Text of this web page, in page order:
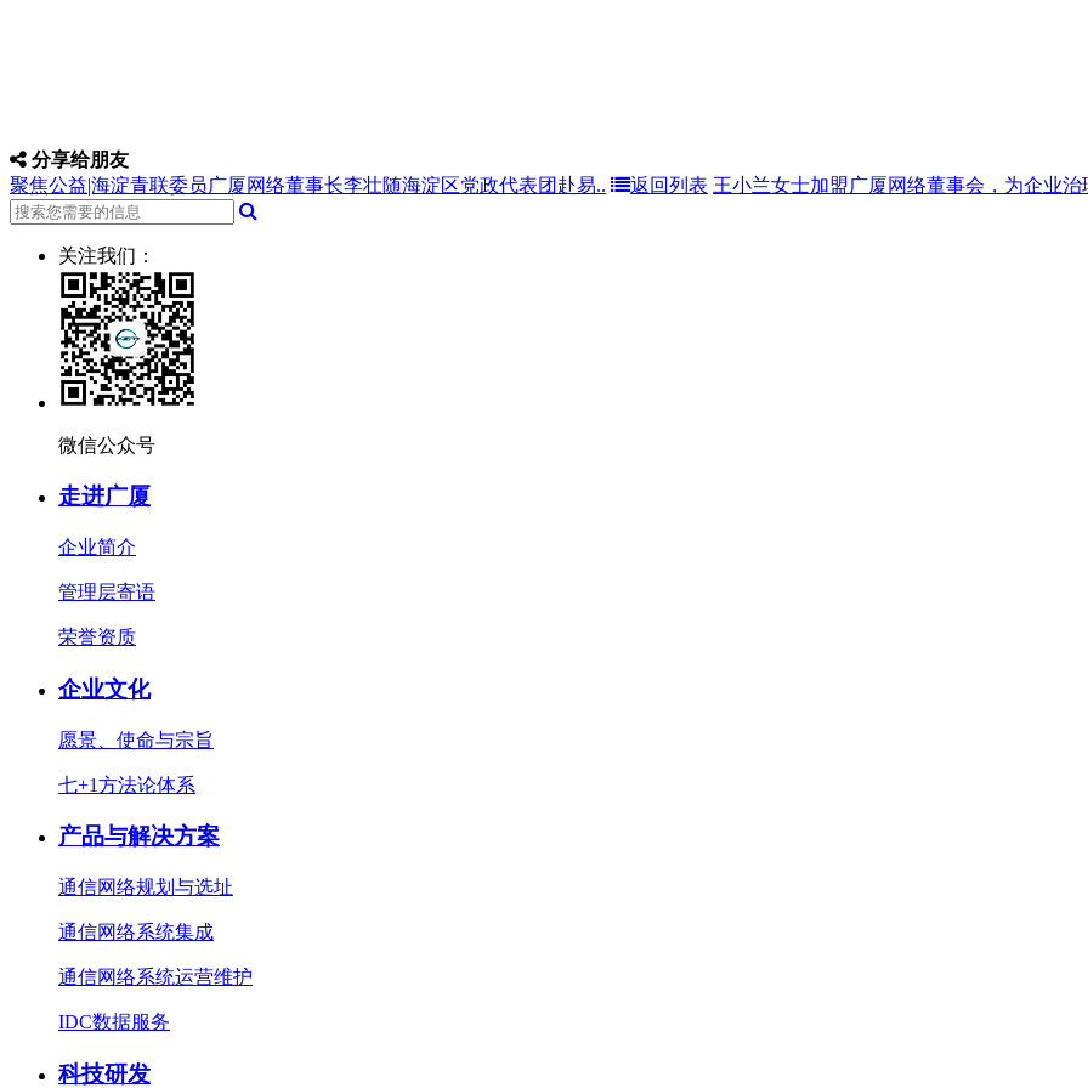
分享给朋友
聚焦公益|海淀青联委员广厦网络董事长李壮随海淀区党政代表团赴易..
返回列表 王小兰女士加盟广厦网络董事会，为企业治
关注我们：
微信公众号
走进广厦
企业简介
管理层寄语
荣誉资质
企业文化
愿景、使命与宗旨
七+1方法论体系
产品与解决方案
通信网络规划与选址
通信网络系统集成
通信网络系统运营维护
IDC数据服务
科技研发